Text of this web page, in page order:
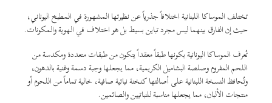
تختلف الموساكا اللبنانية اختلافاً جذرياً عن نظيرتها المشهورة في المطبخ اليوناني،
حيث إن الفارق بينهما ليس مجرد تباين بسيط بل هو اختلاف في الهوية والمكونات.
تُعرف الموساكا اليونانية بكونها طبقاً معقداً يتكون من طبقات متعددة ومكدسة من
اللحم المفروم وصلصة البشاميل الكريمية، مما يجعلها وجبة دسمة وغنية بالدهون،
وتُحافظ النسخة اللبنانية على أصالتها كنخنة نباتية صافية، خالية تماماً من اللحوم أو
منتجات الألبان، مما يجعلها مناسبة للنباتيين والصائمين.